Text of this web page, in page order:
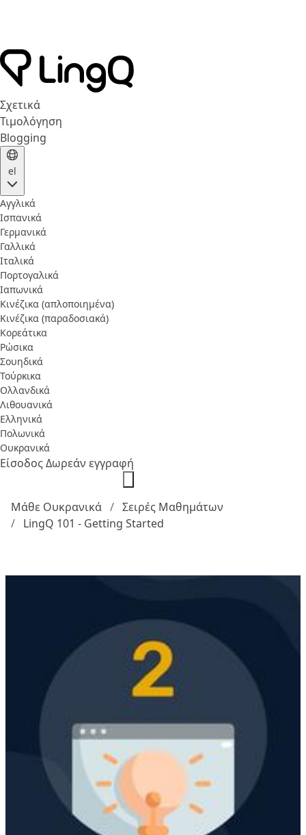
Σχετικά
Τιμολόγηση
Blogging
el
Αγγλικά
Ισπανικά
Γερμανικά
Γαλλικά
Ιταλικά
Πορτογαλικά
Ιαπωνικά
Κινέζικα (απλοποιημένα)
Κινέζικα (παραδοσιακά)
Κορεάτικα
Ρώσικα
Σουηδικά
Τούρκικα
Ολλανδικά
Λιθουανικά
Ελληνικά
Πολωνικά
Ουκρανικά
ΕίσοδοςΔωρεάν εγγραφή
Μάθε Ουκρανικά
Σειρές Μαθημάτων
LingQ 101 - Getting Started